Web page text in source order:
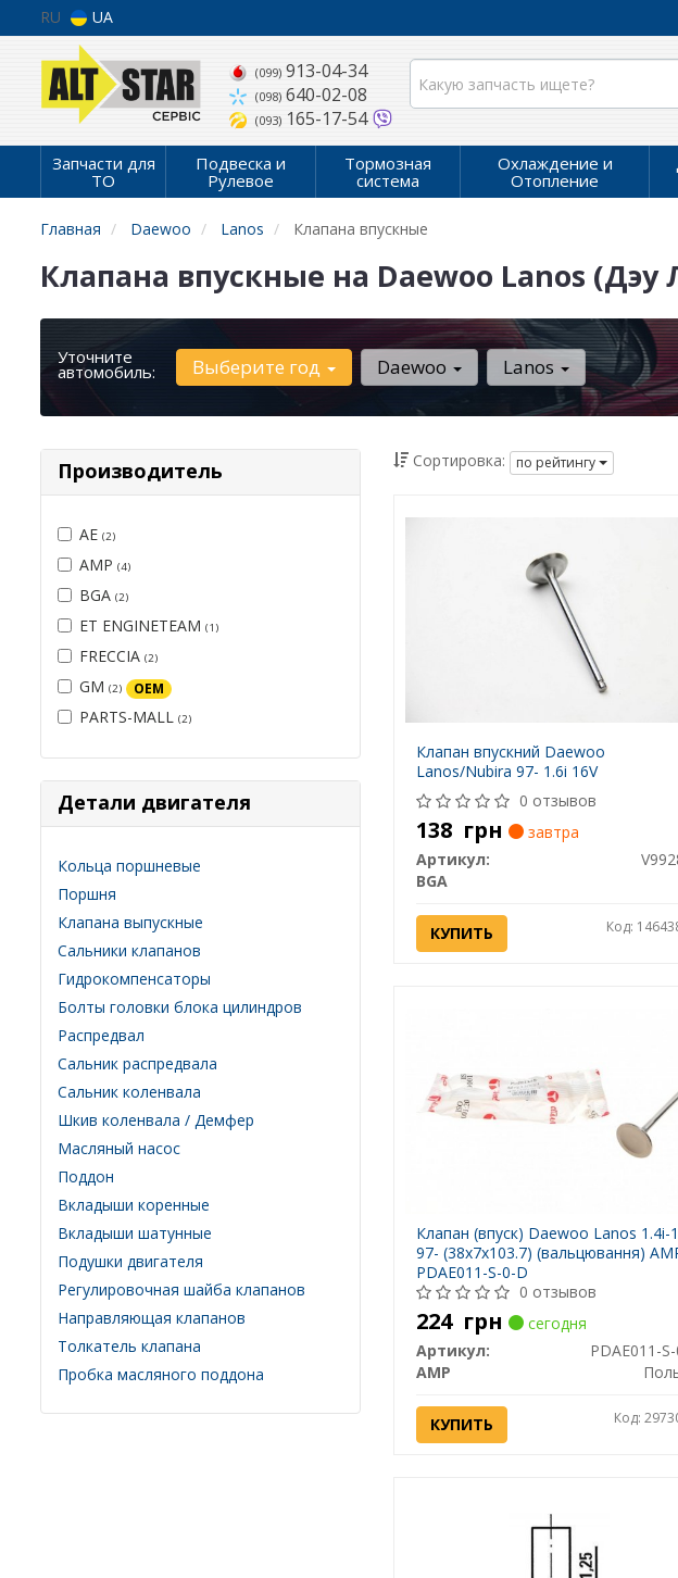
RU UA
(099)913-04-34
(098)640-02-08
(093)165-17-54
Запчасти для
ТО
Подвеска и
Рулевое
Тормозная
система
Охлаждение и
Отопление
Главная Daewoo Lanos Клапана впускные
Клапана впускные на Daewoo Lanos (Дэу
Уточните
автомобиль: Выберите год Daewoo Lanos
Производитель
AE (2)
AMP (4)
BGA (2)
ET ENGINETEAM (1)
FRECCIA (2)
GM (2) OEM
PARTS-MALL (2)
Детали двигателя
Кольца поршневые
Поршня
Клапана выпускные
Сальники клапанов
Гидрокомпенсаторы
Болты головки блока цилиндров
Распредвал
Сальник распредвала
Сальник коленвала
Шкив коленвала / Демфер
Масляный насос
Поддон
Вкладыши коренные
Вкладыши шатунные
Подушки двигателя
Регулировочная шайба клапанов
Направляющая клапанов
Толкатель клапана
Пробка масляного поддона
Сортировка: по рейтингу
Клапан впускний Daewoo
Lanos/Nubira 97- 1.6i 16V
0 отзывов
138 грн
завтра
Артикул:
BGA
КУПИТЬ Код:
Клапан (впуск) Daewoo Lanos 1.4i-
97- (38x7x103.7) (вальцювання)
PDAE011-S-0-D
0 отзывов
224 грн
сегодня
Артикул:
PDAE011-
AMP
КУПИТЬ Код: